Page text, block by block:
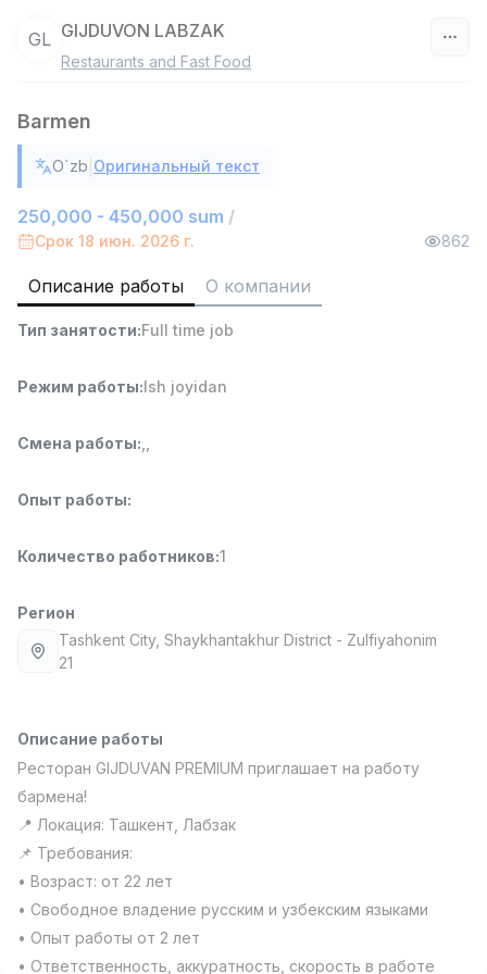
4,280,000 sum/
ASIAN
Full time job
Доставка
3,500,000 - 8,000,000 sum
Full time job
Ish joyidan
Руководитель отдела продаж
Full time job
Ish joyidan
Повар фастфуда
LES AILES
Full time job
Ish joyidan
NAVBAHOR APTEKA
Оператор по продажам (Только для
девушек!)
Договорная
NAFF
Full time job
Ish joyidan
Агент по продажам TOP
GL GIJDUVON LABZAK
Restaurants and Fast Food
Barmen
O`zb Оригинальный текст
250,000 - 450,000 sum /
Срок 18 июн. 2026 г. 862
Описание работы О компании
Тип занятости:Full time job
Режим работы:Ish joyidan
Смена работы:
Опыт работы:
Количество работников:1
Регион
Tashkent City, Shaykhantakhur District - Zulfiyahonim
21
Описание работы
Ресторан GIJDUVAN PREMIUM приглашает на работу
бармена!
📍 Локация: Ташкент, Лабзак
📌 Требования:
• Возраст: от 22 лет
• Свободное владение русским и узбекским языками
• Опыт работы от 2 лет
• Ответственность, аккуратность, скорость в работе
Вакансии Категории